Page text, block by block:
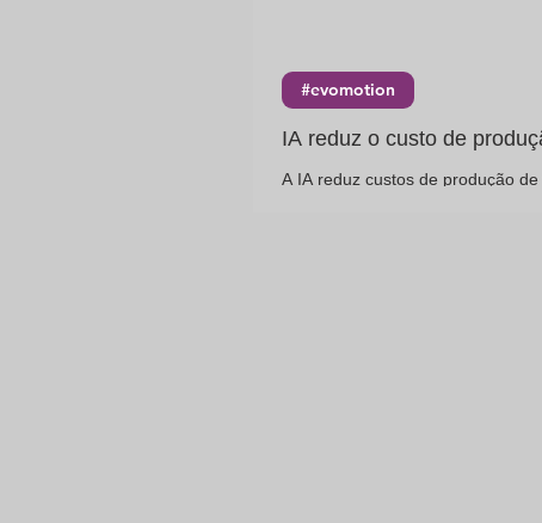
IA reduz o custo de
A IA reduz custos de produção
#evomotion